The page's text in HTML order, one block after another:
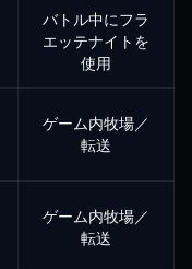
バトル中にフラ
エッテナイトを
使用
ゲーム内牧場／
転送
ゲーム内牧場／
転送